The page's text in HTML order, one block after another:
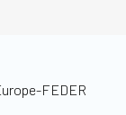
FEDER